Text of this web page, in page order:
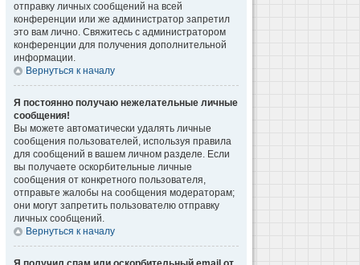
отправку личных сообщений на всей
конференции или же администратор запретил
это вам лично. Свяжитесь с администратором
конференции для получения дополнительной
информации.
Вернуться к началу
Я постоянно получаю нежелательные личные
сообщения!
Вы можете автоматически удалять личные
сообщения пользователей, используя правила
для сообщений в вашем личном разделе. Если
вы получаете оскорбительные личные
сообщения от конкретного пользователя,
отправьте жалобы на сообщения модераторам;
они могут запретить пользователю отправку
личных сообщений.
Вернуться к началу